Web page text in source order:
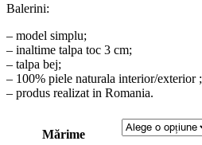
Balerini:
– model simplu;
– inaltime talpa toc 3 cm;
– talpa bej;
– 100% piele naturala interior/exterior ;
– produs realizat in Romania.
Mărime